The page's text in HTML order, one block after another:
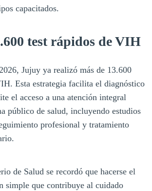
capacitados.
test rápidos de VIH
Jujuy ya realizó más de 13.600
Esta estrategia facilita el diagnóstico
el acceso a una atención integral
público de salud, incluyendo estudios
profesional y tratamiento
de Salud se recordó que hacerse el
simple que contribuye al cuidado